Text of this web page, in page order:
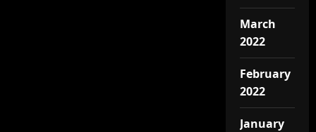
March
2022
February
2022
January